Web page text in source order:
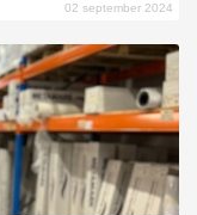
02 september 2024